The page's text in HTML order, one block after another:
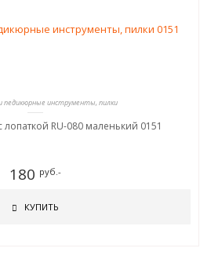
педикюрные инструменты, пилки
RU-080 маленький 0151
180 руб.-
КУПИТЬ